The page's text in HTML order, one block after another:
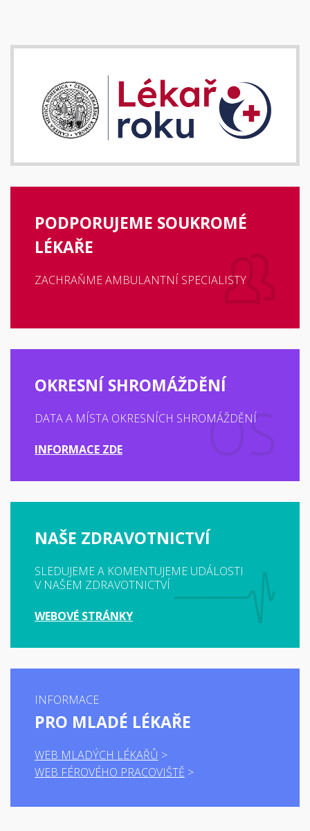
PODPORUJEME SOUKROMÉ
LÉKAŘE
ZACHRAŇME AMBULANTNÍ SPECIALISTY
OKRESNÍ SHROMÁŽDĚNÍ
DATA A MÍSTA OKRESNÍCH SHROMÁŽDĚNÍ
INFORMACE ZDE
NAŠE ZDRAVOTNICTVÍ
SLEDUJEME A KOMENTUJEME UDÁLOSTI
V NAŠEM ZDRAVOTNICTVÍ
WEBOVÉ STRÁNKY
INFORMACE
PRO MLADÉ LÉKAŘE
WEB MLADÝCH LÉKAŘŮ
WEB FÉROVÉHO PRACOVIŠTĚ